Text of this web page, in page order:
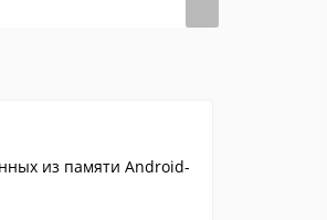
из памяти Android-